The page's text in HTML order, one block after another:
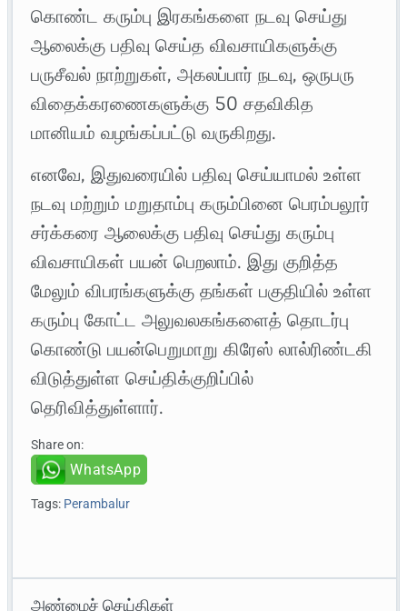
கொண்ட கரும்பு இரகங்களை நடவு செய்து
ஆலைக்கு பதிவு செய்த விவசாயிகளுக்கு
பருசீவல் நாற்றுகள், அகலப்பார் நடவு, ஒருபரு
விதைக்கரணைகளுக்கு 50 சதவிகித
மானியம் வழங்கப்பட்டு வருகிறது.
எனவே, இதுவரையில் பதிவு செய்யாமல் உள்ள
நடவு மற்றும் மறுதாம்பு கரும்பினை பெரம்பலூர்
சர்க்கரை ஆலைக்கு பதிவு செய்து கரும்பு
விவசாயிகள் பயன் பெறலாம். இது குறித்த
மேலும் விபரங்களுக்கு தங்கள் பகுதியில் உள்ள
கரும்பு கோட்ட அலுவலகங்களைத் தொடர்பு
கொண்டு பயன்பெறுமாறு கிரேஸ் லால்ரிண்டகி
விடுத்துள்ள செய்திக்குறிப்பில்
தெரிவித்துள்ளார்.
Share on:
WhatsApp
Tags: Perambalur
அண்மைச் செய்திகள்